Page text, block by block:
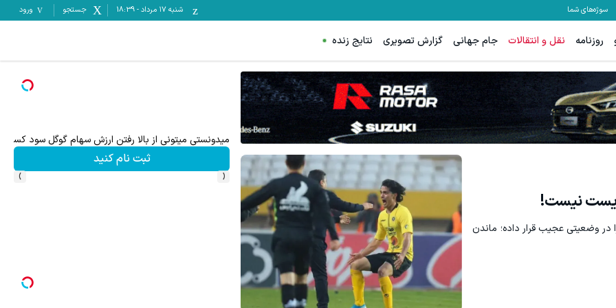
سوژه‌های شما شنبه ۱۷ مرداد -
18:39 جستجو ورود
روزنامه نقل و انتقالات جام جهانی گزارش تصویری نتایج زنده
نیست!
، او را در وضعیتی عجیب قرار داده؛ ماندن
ترید EURUSD با اسپرد از صفر پیپ
ثبت نام کنید
تا ۳۰۰ دلار پاداش برای ثبت نام جدید در بروکر اینوسلو
ثبت نام کنید
‹
›